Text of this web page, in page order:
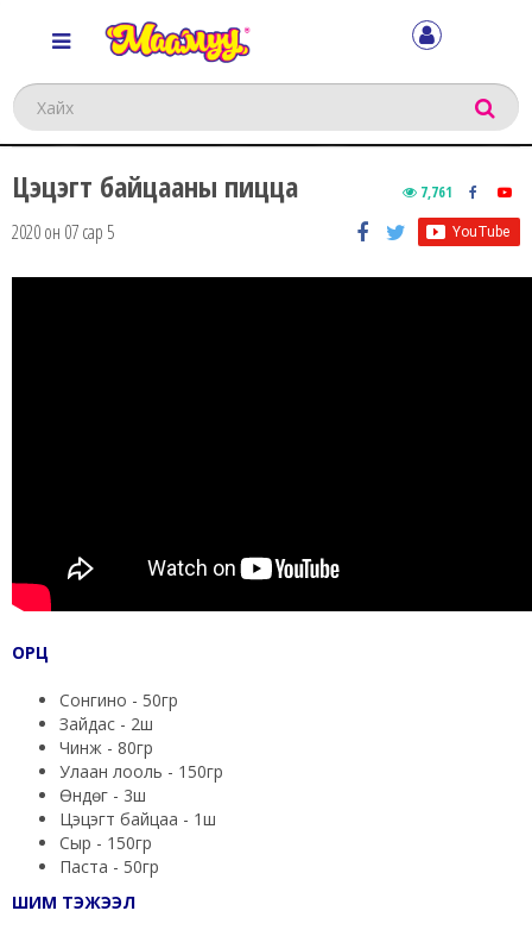
Хайх
Цэцэгт байцааны пицца 7,761
2020 он 07 сар 5
ОРЦ
Сонгино - 50гр
Зайдас - 2ш
Чинжүү - 80гр
Улаан лооль - 150гр
Өндөг - 3ш
Цэцэгт байцаа - 1ш
Сыр - 150гр
Паста - 50гр
ШИМ ТЭЖЭЭЛ